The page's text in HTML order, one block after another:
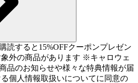
読すると15%OFFクーポンプレゼン
外の商品があります ※キャロウェ
品のお知らせや様々な特典情報が届
個人情報取扱いについてに同意の